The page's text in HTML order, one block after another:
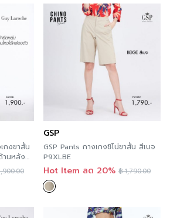
กงขาสั้น
านหลัง
GSP
GSP Pants กางเกงชิโน่ขาสั้น สีเบจ
P9XLBE
Hot Item ลด 20% ฿1,790.00